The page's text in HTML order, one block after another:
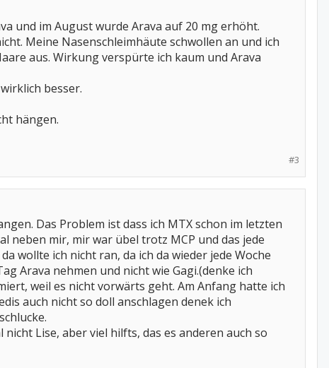
und im August wurde Arava auf 20 mg erhöht.
Meine Nasenschleimhäute schwollen an und ich
aus. Wirkung verspürte ich kaum und Arava
besser.
hängen.
#3
Das Problem ist dass ich MTX schon im letzten
neben mir, mir war übel trotz MCP und das jede
wollte ich nicht ran, da ich da wieder jede Woche
Arava nehmen und nicht wie Gagi.(denke ich
weil es nicht vorwärts geht. Am Anfang hatte ich
auch nicht so doll anschlagen denek ich
Lise, aber viel hilfts, das es anderen auch so